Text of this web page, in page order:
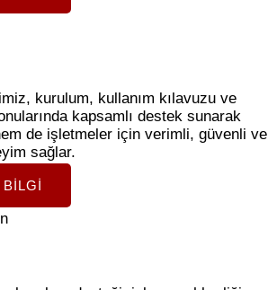
kurulum, kullanım kılavuzu ve
kapsamlı destek sunarak
de işletmeler için verimli, güvenli ve
sağlar.
BILGI